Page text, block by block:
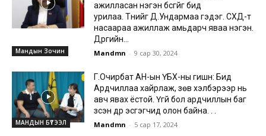
Мандын Зочин
ажилласан нэгэн бүсгүйг бид
урилаа. Түүнийг Д.Ундармаа гэдэг. СХД-т
насаараа ажиллаж амьдарч яваа нэгэн.
Дүүргийн...
Mandmn - 9 сар 30, 2024
МАНДЫН БҮТЭЭЛ
Г.Очирбат АН-ын ҮБХ-ны гишүүн: Бид
Ардчиллаа хайрлаж, зөв хэлбэрээр нь
авч явах ёстой. Үгүй бол ардчиллын баг
зүүсэн дүр эсгэгчид олон байна. . .
Mandmn - 5 сар 17, 2024